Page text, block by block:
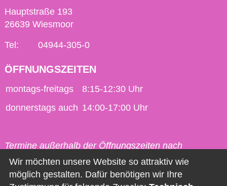
Hauptstraße 193
26639 Wiesmoor
Tel: 04944-305-0
ÖFFNUNGSZEITEN
montags-freitags
8:15-12:30 Uhr
donnerstags auch 14:00-17:00 Uhr
Termine außerhalb der Öffnungszeiten nach
vorheriger Vereinbarung möglich.
Wir möchten unsere Website so attraktiv wie
möglich gestalten. Dafür benötigen wir Ihre